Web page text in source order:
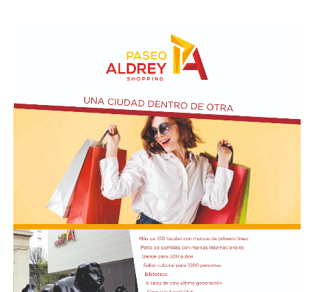
El oficialismo cuestionó el resultado preliminar
Tras conocerse el preconteo, Iván Cepeda evitó
reconocer la derrota y anunció que fiscales del Pacto
Histórico avanzarán con la impugnación de unas 33.000
mesas electorales.
«El preconteo es un dato que aún no es oficial ni
vinculante», sostuvo el candidato, quien insistió en que
se revisarán distintas actas electorales antes de aceptar
el resultado definitivo.
Por su parte, el presidente Gustavo Petro denunció la
existencia de supuestas irregularidades durante la
jornada electoral.
«Aún no se puede saber quién es el presidente y hay